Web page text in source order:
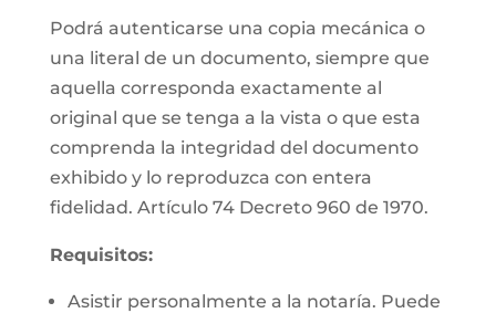
Podrá autenticarse una copia mecánica o
una literal de un documento, siempre que
aquella corresponda exactamente al
original que se tenga a la vista o que esta
comprenda la integridad del documento
exhibido y lo reproduzca con entera
fidelidad. Artículo 74 Decreto 960 de 1970.
Requisitos:
Asistir personalmente a la notaría. Puede